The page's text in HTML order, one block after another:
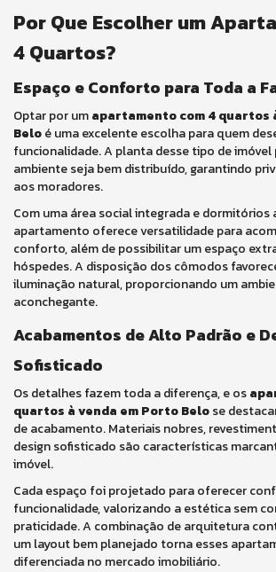
Por Que Escolher um
4 Quartos?
Espaço e Conforto para Toda a
Optar por umapartamento com 4 quartos
Beloé uma excelente escolha para quem
funcionalidade. A planta desse tipo de
ambiente seja bem distribuído, garantindo
aos moradores.
Com uma área social integrada e dormitórios
apartamento oferece versatilidade para
conforto, além de possibilitar um espaço
hóspedes. A disposição dos cômodos
iluminação natural, proporcionando um
aconchegante.
Acabamentos de Alto Padrão e
Sofisticado
Os detalhes fazem toda a diferença, e os
quartos à venda em Porto Belose
de acabamento. Materiais nobres,
design sofisticado são características
imóvel.
Cada espaço foi projetado para oferecer
funcionalidade, valorizando a estética sem
praticidade. A combinação de arquitetura
um layout bem planejado torna esses
diferenciada no mercado imobiliário.